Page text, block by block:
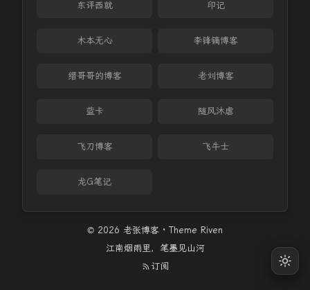
东评西就 印记
木本无心 李锋镝博客
缙哥哥的博客 老刘博客
蓝卡 随风沐虐
飞刀博客 飞牛士
龙G笔记
© 2026 老张博客 · Theme Riven
江南烟雨里，笔墨见山河
订阅